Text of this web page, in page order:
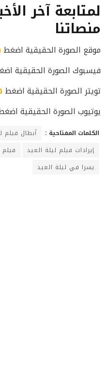
لمتابعة آخر
منصاتنا
موقع الصورة الحقيقية اضغط
فيسبوك الصورة الحقيقية
تويتر الصورة الحقيقية اضغط
يوتيوب الصورة الحقيقية
الكلمات المفتاحية :
أبطال فيلم
إيرادات فيلم ليلة العيد
فيلم
يسرا في ليلة العيد